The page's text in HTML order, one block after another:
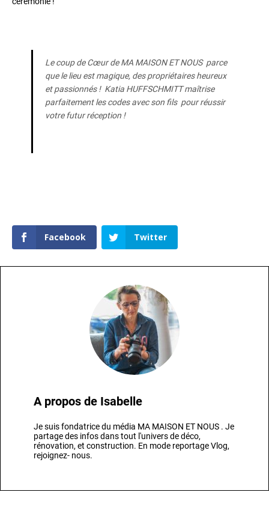
Le coup de Cœur de MA MAISON ET NOUS parce
que le lieu est magique, des propriétaires heureux
et passionnés ! Katia HUFFSCHMITT maîtrise
parfaitement les codes avec son fils pour réussir
votre futur réception !
Facebook Twitter
A propos de Isabelle
Je suis fondatrice du média MA MAISON ET NOUS . Je
partage des infos dans tout l'univers de déco,
rénovation, et construction. En mode reportage Vlog,
rejoignez- nous.